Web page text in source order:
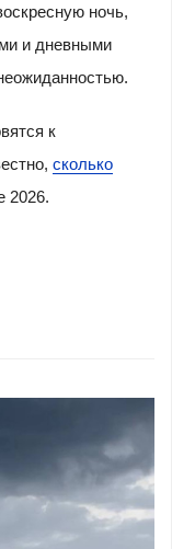
ночь,
и дневными
к
сколько
2026.